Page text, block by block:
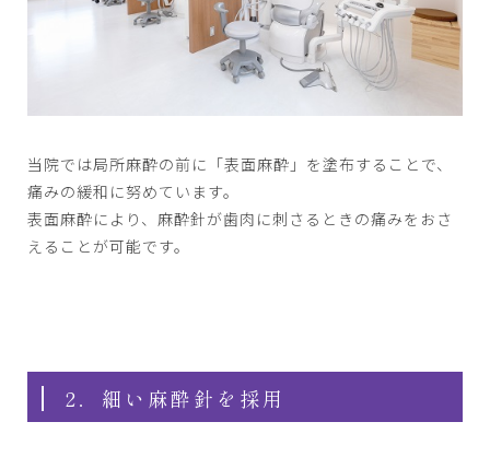
当院では局所麻酔の前に「表面麻酔」を塗布することで、
痛みの緩和に努めています。
表面麻酔により、麻酔針が歯肉に刺さるときの痛みをおさ
えることが可能です。
2．細い麻酔針を採用